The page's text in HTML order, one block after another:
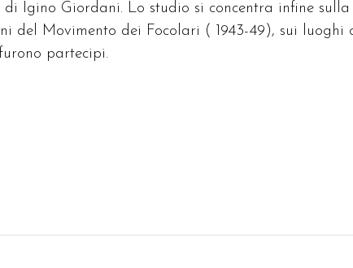
Igino Giordani. Lo studio si concentra infine sulla
del Movimento dei Focolari ( 1943-49), sui luoghi
partecipi.